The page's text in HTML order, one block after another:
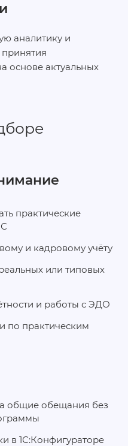
аналитику и
основе актуальных
практические
и кадровому учёту
или типовых
и работы с ЭДО
по практическим
общие обещания без
в 1С:Конфигураторе